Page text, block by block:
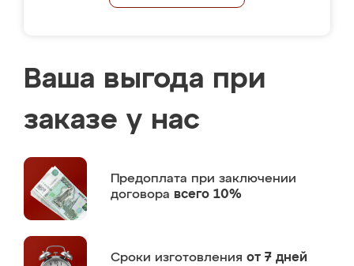
Ваша выгода при
заказе у нас
Предоплата при заключении
договора всего 10%
Сроки изготовления от 7 дней